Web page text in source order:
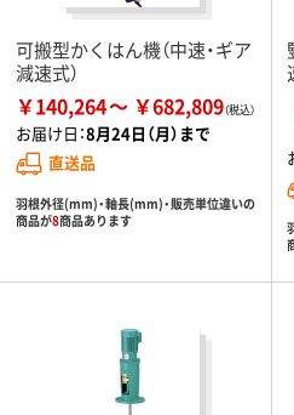
可搬型かくはん機（中速・ギア
減速式）
￥140,264 ￥682,809
お届け日：8月24日（月）まで
直送品
羽根外径(mm)・軸長(mm)・販売単位違いの
商品が8商品あります